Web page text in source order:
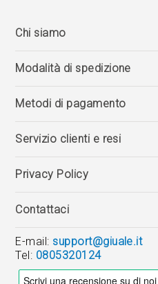
Chi siamo
Modalità di spedizione
Metodi di pagamento
Servizio clienti e resi
Privacy Policy
Contattaci
E-mail: support@giuale.it
Tel: 0805320124